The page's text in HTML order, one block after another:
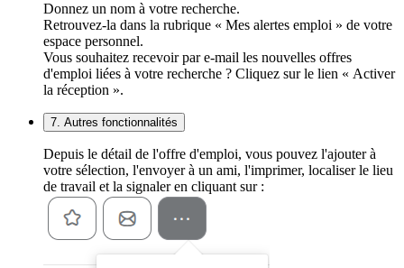
Donnez un nom à votre recherche.
Retrouvez-la dans la rubrique « Mes alertes emploi » de votre
espace personnel.
Vous souhaitez recevoir par e-mail les nouvelles offres
d'emploi liées à votre recherche ? Cliquez sur le lien « Activer
la réception ».
7. Autres fonctionnalités
Depuis le détail de l'offre d'emploi, vous pouvez l'ajouter à
votre sélection, l'envoyer à un ami, l'imprimer, localiser le lieu
de travail et la signaler en cliquant sur :